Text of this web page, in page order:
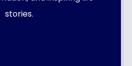
stories.